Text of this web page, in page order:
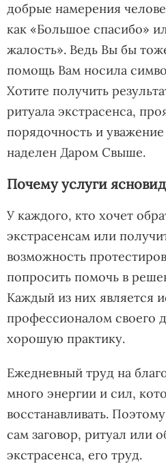
добрые намерения
как «Большое спасибо»
жалость». Ведь Вы бы
помощь Вам носила
Хотите получить
ритуала экстрасенса,
порядочность и
наделен Даром Свыше.
Почему услуги
У каждого, кто хочет
экстрасенсам или
возможность
попросить помочь в
Каждый из них является
профессионалом своего
хорошую практику.
Ежедневный труд на
много энергии и сил,
восстанавливать.
сам заговор, ритуал или
экстрасенса, его труд.